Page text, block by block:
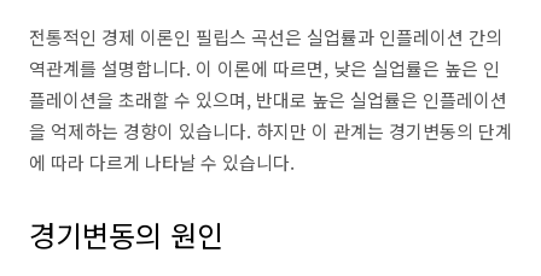
전통적인 경제 이론인 필립스 곡선은 실업률과 인플레이션 간의
역관계를 설명합니다. 이 이론에 따르면, 낮은 실업률은 높은 인
플레이션을 초래할 수 있으며, 반대로 높은 실업률은 인플레이션
을 억제하는 경향이 있습니다. 하지만 이 관계는 경기변동의 단계
에 따라 다르게 나타날 수 있습니다.
경기변동의 원인